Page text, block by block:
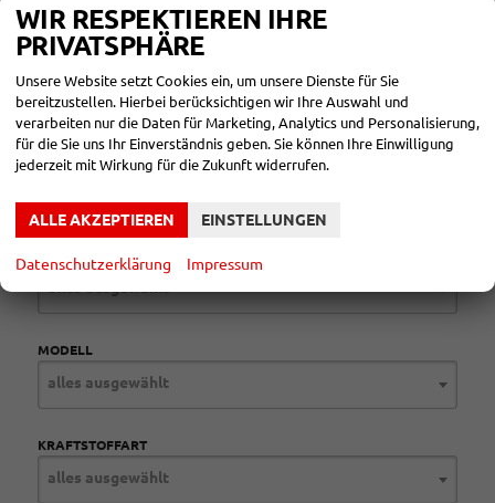
Seite:
Seiten:
MARKE
MODELL
alles ausgewählt
KRAFTSTOFFART
alles ausgewählt
WIR RESPEKTIEREN IHRE
PRIVATSPHÄRE
Unsere Website setzt Cookies ein, um unsere Dienste für Sie
bereitzustellen. Hierbei berücksichtigen wir Ihre Auswahl und
verarbeiten nur die Daten für Marketing, Analytics und Personalisierung,
für die Sie uns Ihr Einverständnis geben. Sie können Ihre Einwilligung
jederzeit mit Wirkung für die Zukunft widerrufen.
ALLE AKZEPTIEREN EINSTELLUNGEN
Datenschutzerklärung Impressum